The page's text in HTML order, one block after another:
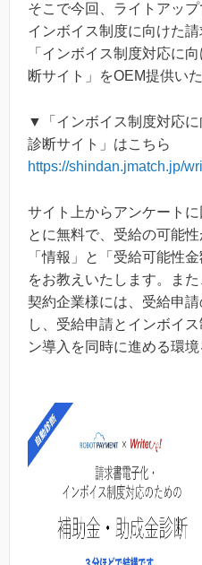
そこで今回、ライトアッ
インボイス制度に向けた
「インボイス制度対応に
断サイト」をOEM提供いた
▼「インボイス制度対応
診断サイト」はこちら
https://shindan.jmatch.jp/
サイト上からアンケート
とに無料で、受給の可能
「情報」と「受給可能性
をお教えいたします。ま
契約企業様には、受給申
し、受給申請とインボイ
ン導入を同時に進める環